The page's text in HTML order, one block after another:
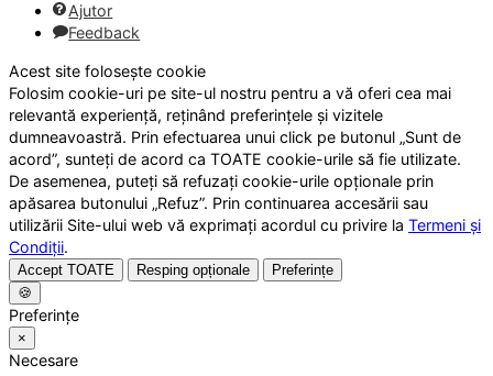
Ajutor
Feedback
Acest site folosește cookie
Folosim cookie-uri pe site-ul nostru pentru a vă oferi cea mai
relevantă experiență, reținând preferințele și vizitele
dumneavoastră. Prin efectuarea unui click pe butonul „Sunt de
acord”, sunteți de acord ca TOATE cookie-urile să fie utilizate.
De asemenea, puteți să refuzați cookie-urile opționale prin
apăsarea butonului „Refuz”. Prin continuarea accesării sau
utilizării Site-ului web vă exprimați acordul cu privire la Termeni și
Condiții.
Accept TOATE Resping opționale
Preferințe
🍪
Preferințe
×
Necesare